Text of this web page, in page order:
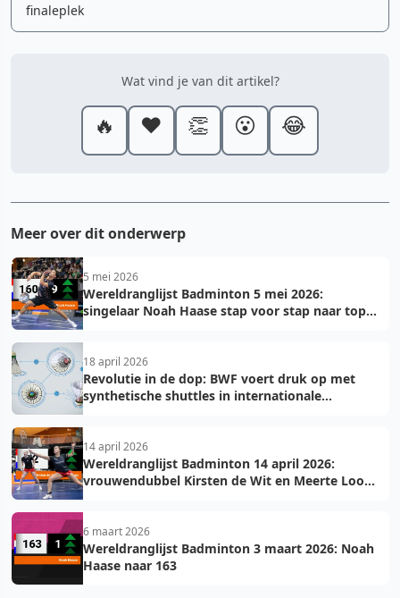
finaleplek
Wat vind je van dit artikel?
🔥 ❤️ 👏 😮 😂
Meer over dit onderwerp
5 mei 2026
Wereldranglijst Badminton 5 mei 2026:
singelaar Noah Haase stap voor stap naar top
18 april 2026
Revolutie in de dop: BWF voert druk op met
synthetische shuttles in internationale
14 april 2026
Wereldranglijst Badminton 14 april 2026:
vrouwendubbel Kirsten de Wit en Meerte Loos
6 maart 2026
Wereldranglijst Badminton 3 maart 2026: Noah
Haase naar 163